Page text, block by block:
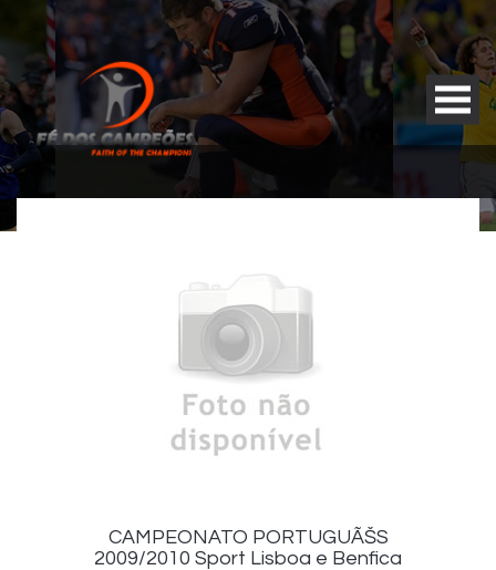
CAMPEONATO PORTUGUÃŠS
2009/2010 Sport Lisboa e Benfica